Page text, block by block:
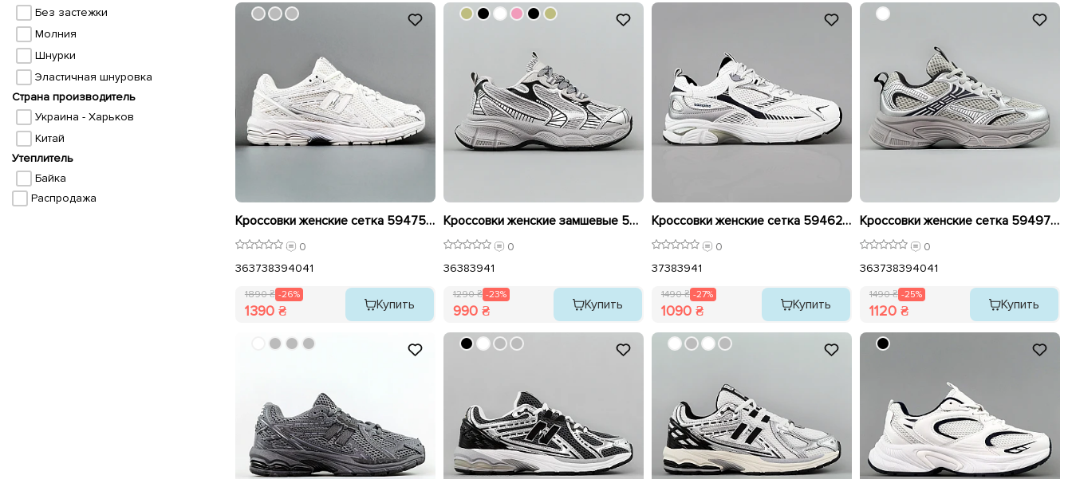
Без застежки
Молния
Шнурки
Эластичная шнуровка
Страна производитель
Украина - Харьков
Китай
Утеплитель
Байка
Распродажа
Кроссовки женские сетка 594754 Белые распродажа
0
363738394041
1890 ₴ -26%
1390 ₴ Купить
Кроссовки женские замшевые 594961 Серебристые серые распродажа
0
36383941
1290 ₴ -23%
990 ₴ Купить
Кроссовки женские сетка 594625 Белые распродажа
0
37383941
1490 ₴ -27%
1090 ₴ Купить
Кроссовки женские сетка 594970 Серые серебристые распродажа
0
363738394041
1490 ₴ -25%
1120 ₴ Купить